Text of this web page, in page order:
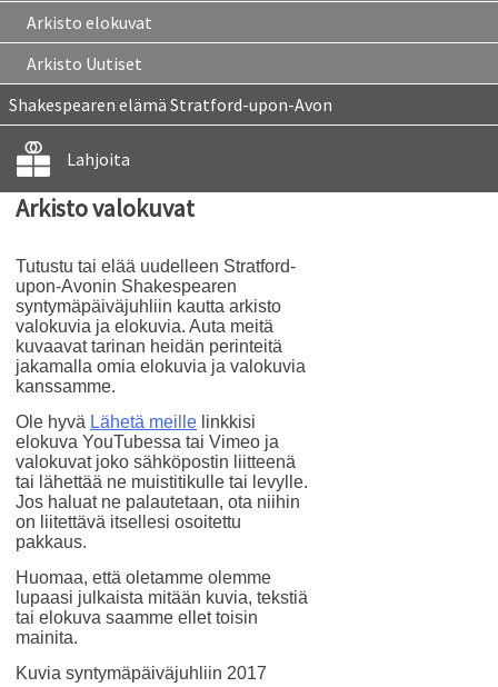
Arkisto elokuvat
Arkisto Uutiset
Shakespearen elämä Stratford-upon-Avon
Lahjoita
Arkisto valokuvat
Tutustu tai elää uudelleen Stratford-
upon-Avonin Shakespearen
syntymäpäiväjuhliin kautta arkisto
valokuvia ja elokuvia. Auta meitä
kuvaavat tarinan heidän perinteitä
jakamalla omia elokuvia ja valokuvia
kanssamme.
Ole hyvä Lähetä meille linkkisi
elokuva YouTubessa tai Vimeo ja
valokuvat joko sähköpostin liitteenä
tai lähettää ne muistitikulle tai levylle.
Jos haluat ne palautetaan, ota niihin
on liitettävä itsellesi osoitettu
pakkaus.
Huomaa, että oletamme olemme
lupaasi julkaista mitään kuvia, tekstiä
tai elokuva saamme ellet toisin
mainita.
Kuvia syntymäpäiväjuhliin 2017